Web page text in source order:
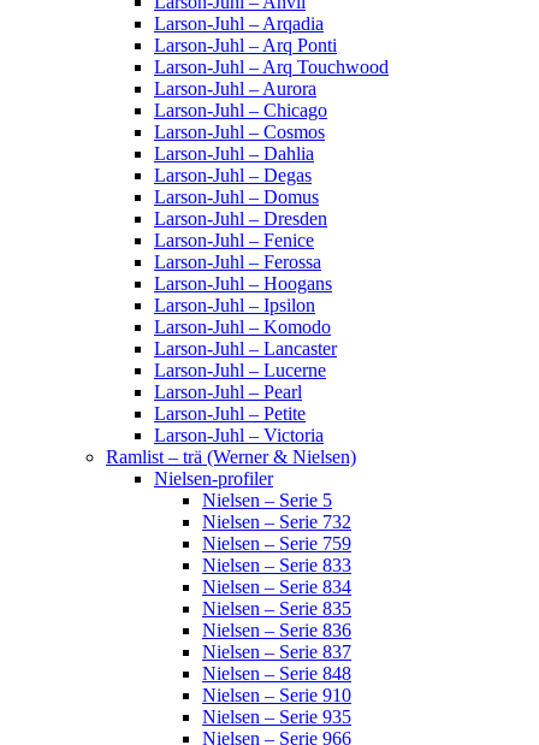
Larson-Juhl – Arqadia
Larson-Juhl – Arq Ponti
Larson-Juhl – Arq Touchwood
Larson-Juhl – Aurora
Larson-Juhl – Chicago
Larson-Juhl – Cosmos
Larson-Juhl – Dahlia
Larson-Juhl – Degas
Larson-Juhl – Domus
Larson-Juhl – Dresden
Larson-Juhl – Fenice
Larson-Juhl – Ferossa
Larson-Juhl – Hoogans
Larson-Juhl – Ipsilon
Larson-Juhl – Komodo
Larson-Juhl – Lancaster
Larson-Juhl – Lucerne
Larson-Juhl – Pearl
Larson-Juhl – Petite
Larson-Juhl – Victoria
Ramlist – trä (Werner & Nielsen)
Nielsen-profiler
Nielsen – Serie 5
Nielsen – Serie 732
Nielsen – Serie 759
Nielsen – Serie 833
Nielsen – Serie 834
Nielsen – Serie 835
Nielsen – Serie 836
Nielsen – Serie 837
Nielsen – Serie 848
Nielsen – Serie 910
Nielsen – Serie 935
Nielsen – Serie 966